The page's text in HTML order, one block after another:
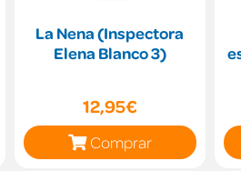
La Nena (Inspectora
Elena Blanco 3)
12,95€
Comprar